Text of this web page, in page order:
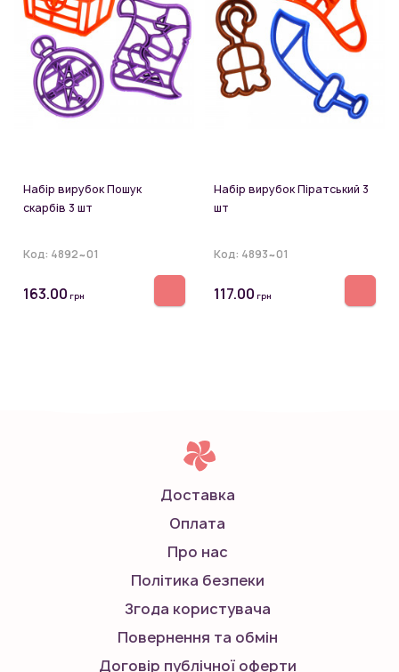
Набір вирубок Пошук
скарбів 3 шт
Код: 4892~01
163.00 грн
Набір вирубок Піратський 3
шт
Код: 4893~01
117.00 грн
Доставка
Оплата
Про нас
Політика безпеки
Згода користувача
Повернення та обмін
Договір публічної оферти